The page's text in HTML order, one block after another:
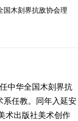
木刻界抗敌协会理
中华全国木刻界抗
系任教。同年入延安
术出版社美术创作